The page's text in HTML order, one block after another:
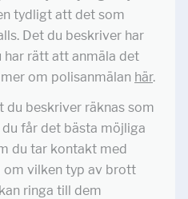
tydligt att det som
Det du beskriver har
har rätt att anmäla det
om polisanmälan här.
du beskriver räknas som
får det bästa möjliga
du tar kontakt med
om vilken typ av brott
ringa till dem